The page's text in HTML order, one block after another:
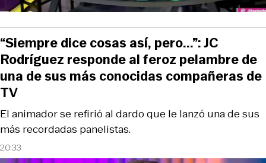
20:33
El animador se refirió al dardo que le lanzó una de sus
más recordadas panelistas.
“Siempre dice cosas así, pero...”: JC
Rodríguez responde al feroz pelambre de
una de sus más conocidas compañeras de
TV